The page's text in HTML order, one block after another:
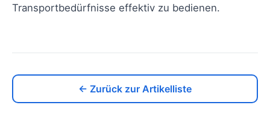
Transportbedürfnisse effektiv zu bedienen.
← Zurück zur Artikelliste